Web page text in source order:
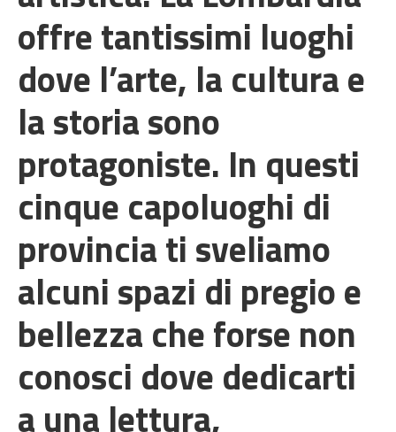
offre tantissimi luoghi
dove l’arte, la cultura e
la storia sono
protagoniste. In questi
cinque capoluoghi di
provincia ti sveliamo
alcuni spazi di pregio e
bellezza che forse non
conosci dove dedicarti
a una lettura,